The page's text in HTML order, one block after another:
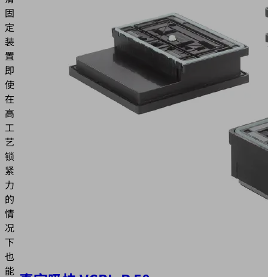
固
定
装
置
即
使
在
高
工
艺
锁
紧
力
的
情
况
下
也
能